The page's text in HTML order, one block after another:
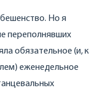
бешенство. Но я
переполнявших
обязательное (и, к
еженедельное